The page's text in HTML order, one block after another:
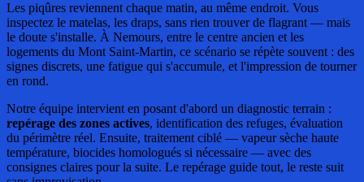
Les piqûres reviennent chaque matin, au même endroit. Vous
inspectez le matelas, les draps, sans rien trouver de flagrant — mais
le doute s'installe. À Nemours, entre le centre ancien et les
logements du Mont Saint-Martin, ce scénario se répète souvent : des
signes discrets, une fatigue qui s'accumule, et l'impression de tourner
en rond.
Notre équipe intervient en posant d'abord un diagnostic terrain :
repérage des zones actives, identification des refuges, évaluation
du périmètre réel. Ensuite, traitement ciblé — vapeur sèche haute
température, biocides homologués si nécessaire — avec des
consignes claires pour la suite. Le repérage guide tout, le reste suit